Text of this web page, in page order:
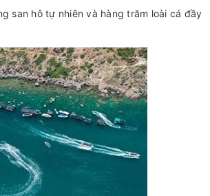
san hô tự nhiên và hàng trăm loài cá đầy